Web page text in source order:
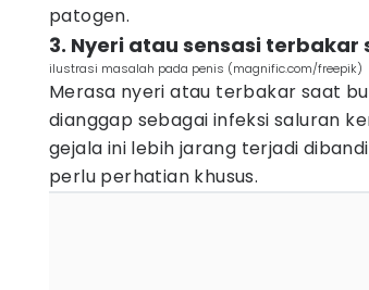
patogen.
3. Nyeri atau sensasi
ilustrasi masalah pada penis (magnific.com/freepik)
Merasa nyeri atau terbakar saat
dianggap sebagai infeksi saluran
gejala ini lebih jarang terjadi
perlu perhatian khusus.